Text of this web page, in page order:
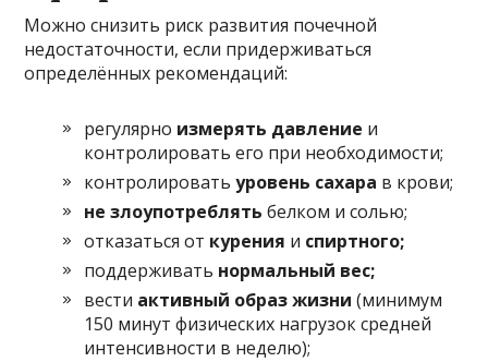
Можно снизить риск развития почечной
недостаточности, если придерживаться
определённых рекомендаций:
регулярно измерять давление и
контролировать его при необходимости;
контролироватьуровень сахара в крови;
не злоупотреблять белком и солью;
отказаться от курения и спиртного;
поддерживать нормальный вес;
вести активный образ жизни (минимум
150 минут физических нагрузок средней
интенсивности в неделю);